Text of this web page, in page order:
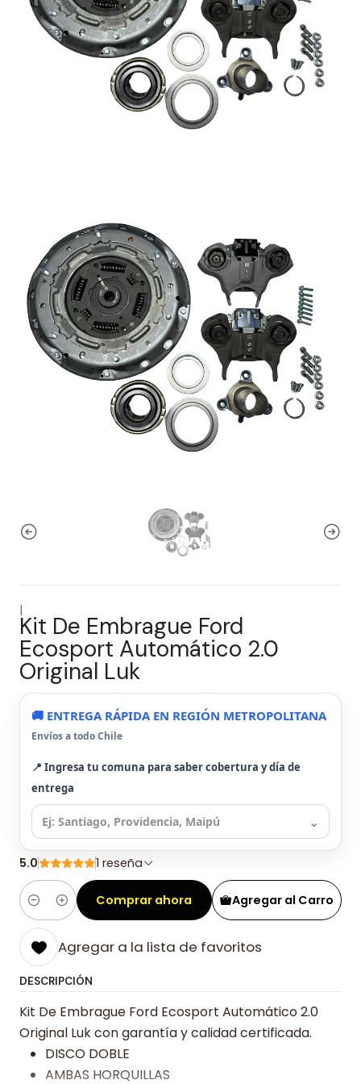
|
Kit De Embrague Ford
Ecosport Automático 2.0
Original Luk
🚚 ENTREGA RÁPIDA EN REGIÓN METROPOLITANA
Envíos a todo Chile
📍 Ingresa tu comuna para saber cobertura y día de
entrega
⌄
5.0 1 reseña
Cantidad
Agregar al Carro
Comprar ahora
Agregar a la lista de favoritos
DESCRIPCIÓN
Kit De Embrague Ford Ecosport Automático 2.0
Original Luk con garantía y calidad certificada.
DISCO DOBLE
AMBAS HORQUILLAS